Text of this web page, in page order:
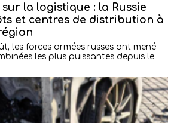
la logistique : la Russie
et centres de distribution à
les forces armées russes ont mené
les plus puissantes depuis le